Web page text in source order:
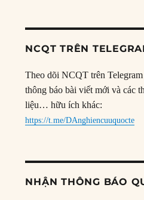
NCQT TRÊN
Theo dõi NCQT trên
thông báo bài viết mới và các
liệu… hữu ích khác:
https://t.me/DAnghiencuuquocte
NHẬN THÔNG BÁO